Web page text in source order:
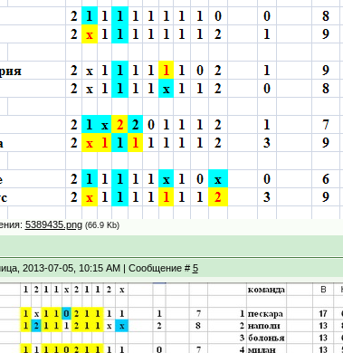
5389435.png (66.9 Kb)
2013-07-05, 10:15 AM | Сообщение # 5